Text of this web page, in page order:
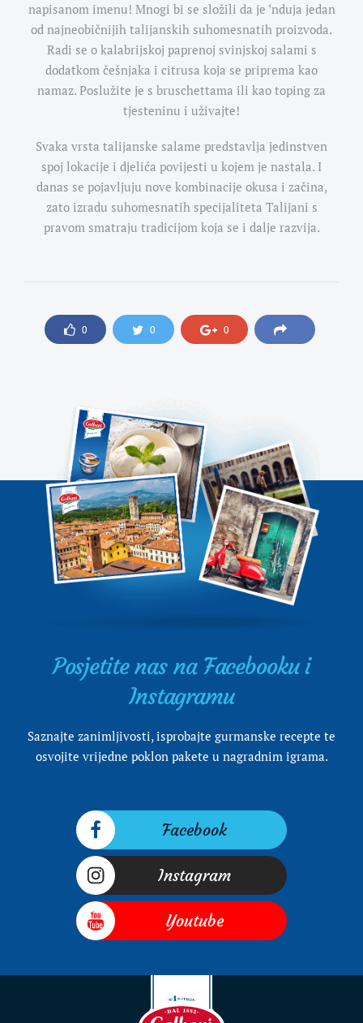
napisanom imenu! Mnogi bi se složili da je ‘nduja jedan
od najneobičnijih talijanskih suhomesnatih proizvoda.
Radi se o kalabrijskoj paprenoj svinjskoj salami s
dodatkom češnjaka i citrusa koja se priprema kao
namaz. Poslužite je s bruschettama ili kao toping za
tjesteninu i uživajte!
Svaka vrsta talijanske salame predstavlja jedinstven
spoj lokacije i djelića povijesti u kojem je nastala. I
danas se pojavljuju nove kombinacije okusa i začina,
zato izradu suhomesnatih specijaliteta Talijani s
pravom smatraju tradicijom koja se i dalje razvija.
0 0 0
Posjetite nas na Facebooku i
Instagramu
Saznajte zanimljivosti, isprobajte gurmanske recepte te
osvojite vrijedne poklon pakete u nagradnim igrama.
Facebook
Instagram
Youtube